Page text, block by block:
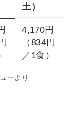
土）
4,170円
（834円
／1食）
ーより